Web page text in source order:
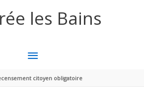
les Bains
MENU
PRINCIPAL
citoyen obligatoire